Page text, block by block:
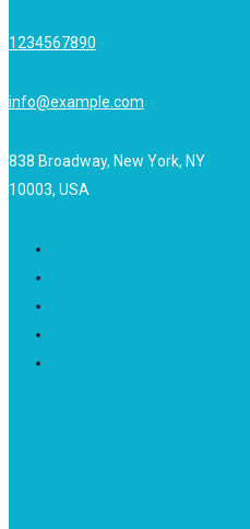
1234567890
info@example.com
838 Broadway, New York, NY
10003, USA